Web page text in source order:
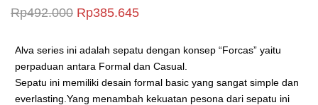
Rp492.000 Harga aslinya adalah: Rp492.000.
Rp385.645Harga saat ini adalah:
Alva series ini adalah sepatu dengan konsep “Forcas” yaitu
perpaduan antara Formal dan Casual.
Sepatu ini memiliki desain formal basic yang sangat simple dan
everlasting.Yang menambah kekuatan pesona dari sepatu ini